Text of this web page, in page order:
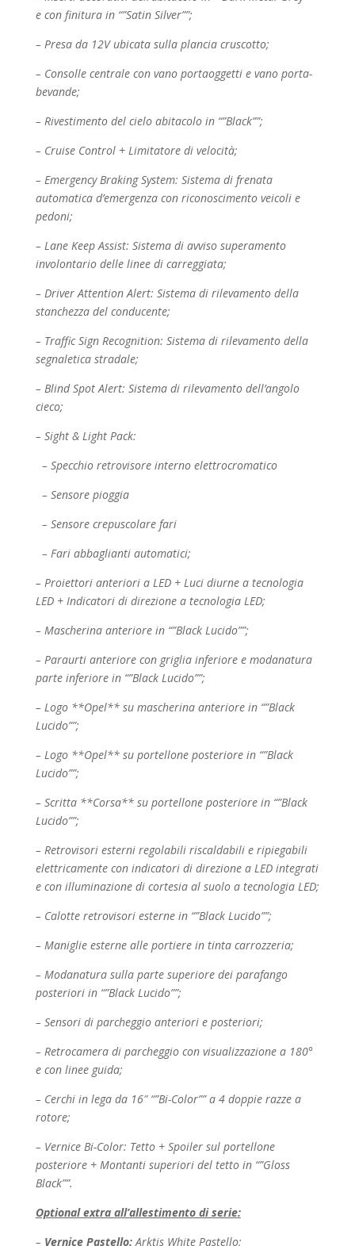
e con finitura in “”Satin Silver””;
– Presa da 12V ubicata sulla plancia cruscotto;
– Consolle centrale con vano portaoggetti e vano porta-
bevande;
– Rivestimento del cielo abitacolo in “”Black””;
– Cruise Control + Limitatore di velocità;
– Emergency Braking System: Sistema di frenata
automatica d’emergenza con riconoscimentoveicoli e
pedoni;
– Lane Keep Assist: Sistema di avviso superamento
involontario delle linee di carreggiata;
– Driver Attention Alert: Sistema di rilevamento della
stanchezza del conducente;
– Traffic Sign Recognition: Sistema di rilevamento della
segnaletica stradale;
– Blind Spot Alert: Sistema di rilevamento dell’angolo
cieco;
– Sight & Light Pack:
– Specchio retrovisore interno elettrocromatico
– Sensore pioggia
– Sensore crepuscolare fari
– Fari abbaglianti automatici;
– Proiettori anteriori a LED + Luci diurne a tecnologia
LED + Indicatori di direzione a tecnologiaLED;
– Mascherina anteriore in “”Black Lucido””;
– Paraurti anteriore con griglia inferiore e modanatura
parte inferiore in “”Black Lucido””;
– Logo **Opel** su mascherina anteriore in “”Black
Lucido””;
– Logo **Opel** su portellone posteriore in “”Black
Lucido””;
– Scritta **Corsa** su portellone posteriore in “”Black
Lucido””;
– Retrovisori esterni regolabili riscaldabili e ripiegabili
elettricamente con indicatori di direzione aLED integrati
e con illuminazione di cortesia al suolo a tecnologia LED;
– Calotte retrovisori esterne in “”Black Lucido””;
– Maniglie esterne alle portiere in tinta carrozzeria;
– Modanatura sulla parte superiore dei parafango
posteriori in “”Black Lucido””;
– Sensori di parcheggio anteriori e posteriori;
– Retrocamera di parcheggio con visualizzazione a 180°
e con linee guida;
– Cerchi in lega da 16″ “”Bi-Color”” a 4 doppie razze a
rotore;
– Vernice Bi-Color: Tetto + Spoiler sul portellone
posteriore + Montanti superiori del tetto in“”Gloss
Black””.
Optional extra all’allestimento di serie:
– Vernice Pastello: Arktis White Pastello;